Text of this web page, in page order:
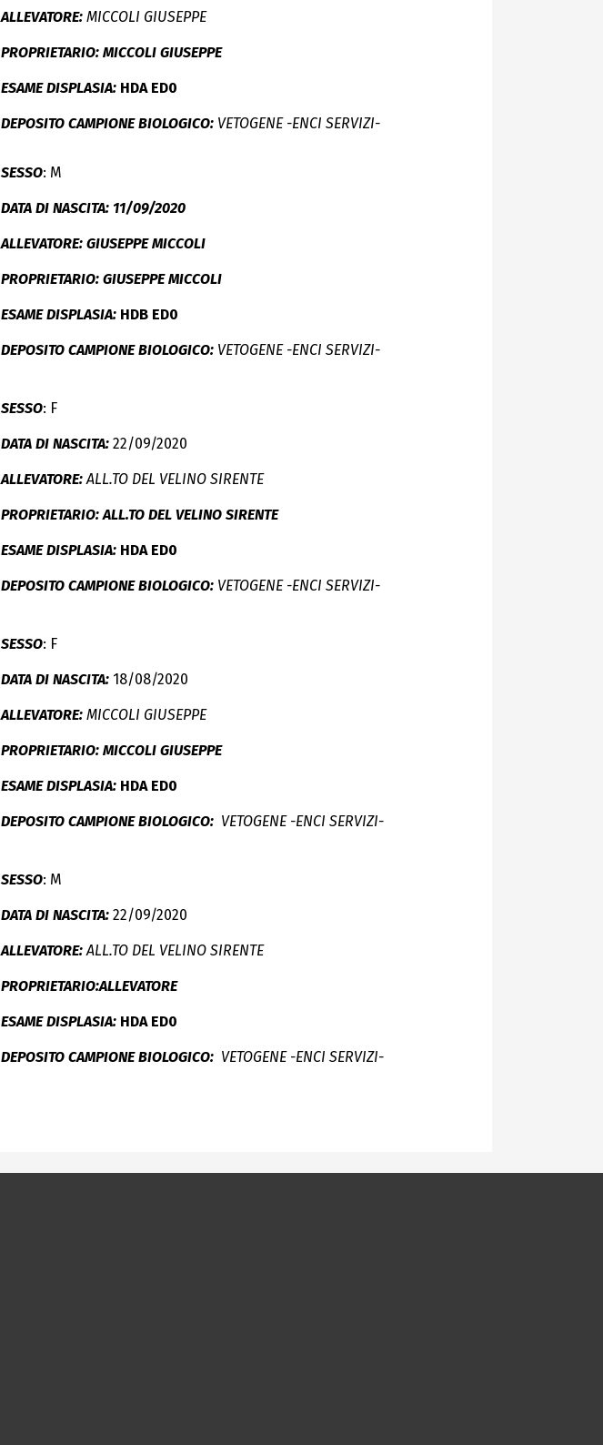
ALLEVATORE: MICCOLI GIUSEPPE
PROPRIETARIO: MICCOLI GIUSEPPE
ESAME DISPLASIA: HDA ED0
DEPOSITO CAMPIONE BIOLOGICO: VETOGENE -ENCI SERVIZI-
SESSO: M
DATA DI NASCITA: 11/09/2020
ALLEVATORE: GIUSEPPE MICCOLI
PROPRIETARIO: GIUSEPPE MICCOLI
ESAME DISPLASIA: HDB ED0
DEPOSITO CAMPIONE BIOLOGICO: VETOGENE -ENCI SERVIZI-
SESSO: F
DATA DI NASCITA: 22/09/2020
ALLEVATORE:ALL.TO DEL VELINO SIRENTE
PROPRIETARIO: ALL.TO DEL VELINO SIRENTE
ESAME DISPLASIA: HDA ED0
DEPOSITO CAMPIONE BIOLOGICO: VETOGENE -ENCI SERVIZI-
SESSO: F
DATA DI NASCITA: 18/08/2020
ALLEVATORE: MICCOLI GIUSEPPE
PROPRIETARIO: MICCOLI GIUSEPPE
ESAME DISPLASIA: HDA ED0
DEPOSITO CAMPIONE BIOLOGICO: VETOGENE -ENCI SERVIZI-
SESSO: M
DATA DI NASCITA: 22/09/2020
ALLEVATORE:ALL.TO DEL VELINO SIRENTE
PROPRIETARIO:ALLEVATORE
ESAME DISPLASIA: HDA ED0
DEPOSITO CAMPIONE BIOLOGICO: VETOGENE -ENCI SERVIZI-